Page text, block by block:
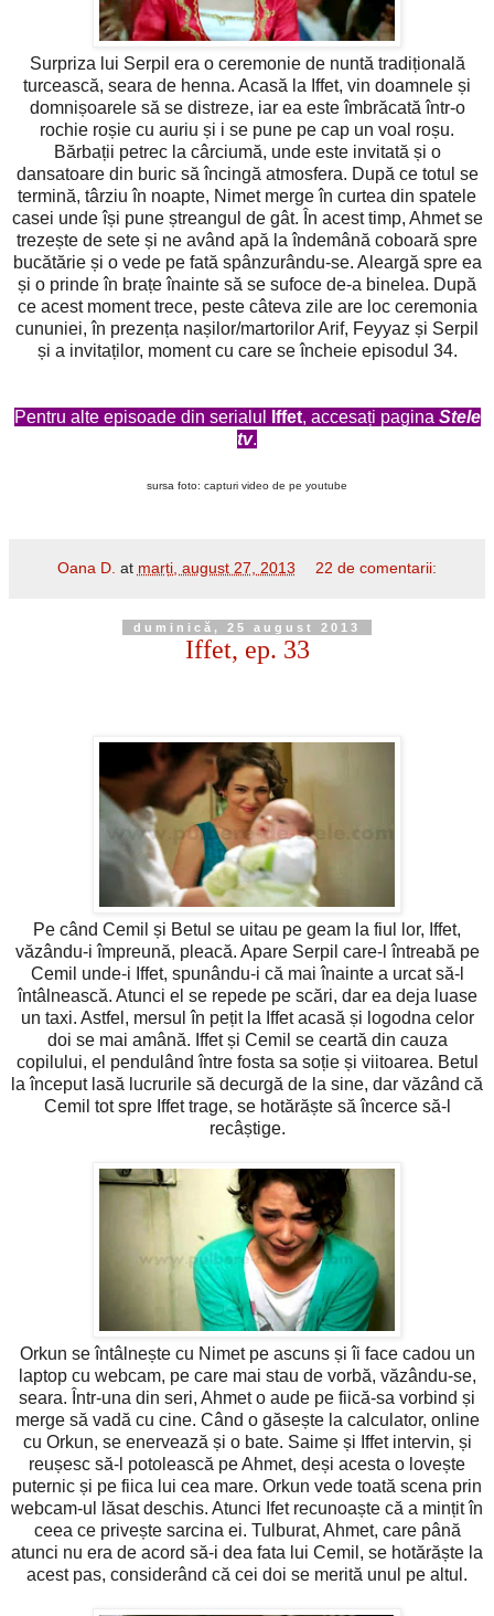
Surpriza lui Serpil era o ceremonie de nuntă tradițională
turcească, seara de henna. Acasă la Iffet, vin doamnele și
domnișoarele să se distreze, iar ea este îmbrăcată într-o
rochie roșie cu auriu și i se pune pe cap un voal roșu.
Bărbații petrec la cârciumă, unde este invitată și o
dansatoare din buric să încingă atmosfera. După ce totul se
termină, târziu în noapte, Nimet merge în curtea din spatele
casei unde își pune ștreangul de gât. În acest timp, Ahmet se
trezește de sete și ne având apă la îndemână coboară spre
bucătărie și o vede pe fată spânzurându-se. Aleargă spre ea
și o prinde în brațe înainte să se sufoce de-a binelea. După
ce acest moment trece, peste câteva zile are loc ceremonia
cununiei, în prezența nașilor/martorilor Arif, Feyyaz și Serpil
și a invitaților, moment cu care se încheie episodul 34.
Pentru alte episoade din serialul Iffet, accesați pagina Stele
tv.
sursa foto: capturi video de pe youtube
Oana D. at marți, august 27, 2013 22 de comentarii:
duminică, 25 august 2013
Iffet, ep. 33
Pe când Cemil și Betul se uitau pe geam la fiul lor, Iffet,
văzându-i împreună, pleacă. Apare Serpil care-l întreabă pe
Cemil unde-i Iffet, spunându-i că mai înainte a urcat să-l
întâlnească. Atunci el se repede pe scări, dar ea deja luase
un taxi. Astfel, mersul în pețit la Iffet acasă și logodna celor
doi se mai amână. Iffet și Cemil se ceartă din cauza
copilului, el pendulând între fosta sa soție și viitoarea. Betul
la început lasă lucrurile să decurgă de la sine, dar văzând că
Cemil tot spre Iffet trage, se hotărăște să încerce să-l
recâștige.
Orkun se întâlnește cu Nimet pe ascuns și îi face cadou un
laptop cu webcam, pe care mai stau de vorbă, văzându-se,
seara. Într-una din seri, Ahmet o aude pe fiică-sa vorbind și
merge să vadă cu cine. Când o găsește la calculator, online
cu Orkun, se enervează și o bate. Saime și Iffet intervin, și
reușesc să-l potolească pe Ahmet, deși acesta o lovește
puternic și pe fiica lui cea mare. Orkun vede toată scena prin
webcam-ul lăsat deschis. Atunci Ifet recunoaște că a mințit în
ceea ce privește sarcina ei. Tulburat, Ahmet, care până
atunci nu era de acord să-i dea fata lui Cemil, se hotărăște la
acest pas, considerând că cei doi se merită unul pe altul.